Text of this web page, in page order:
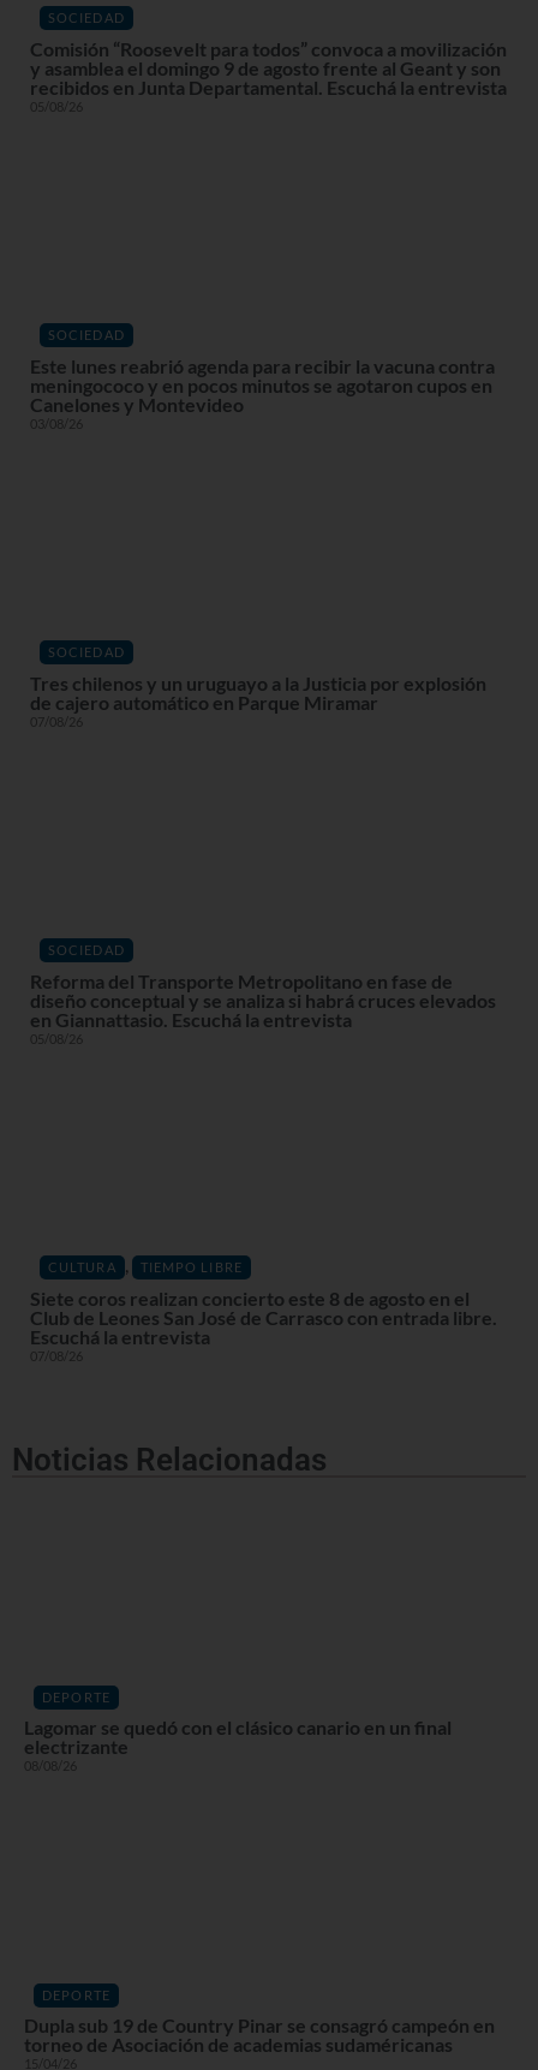
SOCIEDAD
Comisión “Roosevelt para todos” convoca a movilización
y asamblea el domingo 9 de agosto frente al Geant y son
recibidos en Junta Departamental. Escuchá la entrevista
05/08/26
SOCIEDAD
Este lunes reabrió agenda para recibir la vacuna contra
meningococo y en pocos minutos se agotaron cupos en
Canelones y Montevideo
03/08/26
SOCIEDAD
Tres chilenos y un uruguayo a la Justicia por explosión
de cajero automático en Parque Miramar
07/08/26
SOCIEDAD
Reforma del Transporte Metropolitano en fase de
diseño conceptual y se analiza si habrá cruces elevados
en Giannattasio. Escuchá la entrevista
05/08/26
CULTURA , TIEMPO LIBRE
Siete coros realizan concierto este 8 de agosto en el
Club de Leones San José de Carrasco con entrada libre.
Escuchá la entrevista
07/08/26
Noticias Relacionadas
DEPORTE
Lagomar se quedó con el clásico canario en un final
electrizante
08/08/26
DEPORTE
Dupla sub 19 de Country Pinar se consagró campeón en
torneo de Asociación de academias sudaméricanas
15/04/26